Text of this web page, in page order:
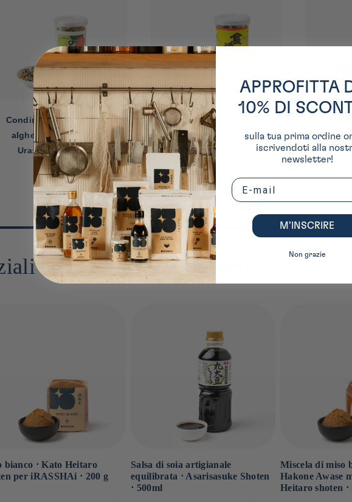
Spazio Furikake con sesamo
dorato e pesce ⋅ futaba ⋅ 50G
Spazio di Furikake con alghe
nori e uova ⋅ futaba ⋅ 60g
Spazio
nori e
della cucina giapponese
bianco ⋅ Kato Heitaro
per iRASSHAi ⋅ 200 g
Salsa di soia artigianale
equilibrata ⋅ Asarisasuke Shoten
⋅ 500ml
Miscela di miso
Hakone Awase
Heitaro shoten ⋅
APPROFITTA
10% DI
sulla tua prima ordine
iscrivendoti alla
newsletter!
Email
M’INSCRIRE
Non grazie